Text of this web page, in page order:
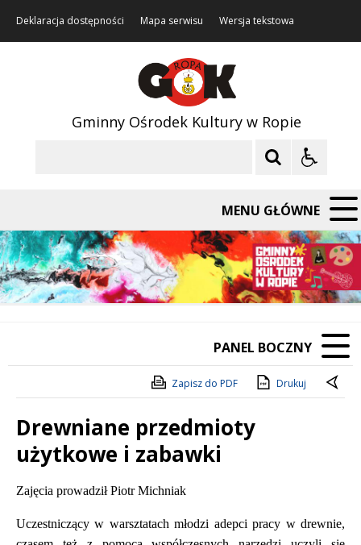
Deklaracja dostępności Mapa serwisu Wersja tekstowa
Gminny Ośrodek Kultury w Ropie
MENU GŁÓWNE
PANEL BOCZNY
Zapisz do PDF Drukuj
Drewniane przedmioty
użytkowe i zabawki
Treść
Zajęcia prowadził Piotr Michniak
Uczestniczący w warsztatach młodzi adepci pracy w drewnie,